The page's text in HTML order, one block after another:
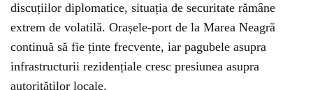
discuțiilor diplomatice, situația de securitate rămâne
extrem de volatilă. Orașele-port de la Marea Neagră
continuă să fie ținte frecvente, iar pagubele asupra
infrastructurii rezidențiale cresc presiunea asupra
autorităților locale.